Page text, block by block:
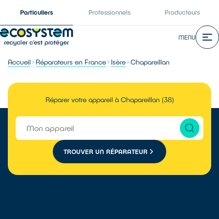
Particuliers Professionnels Producteurs
MENU
Accueil Réparateurs en France Isère Chapareillan
Réparer votre appareil à Chapareillan (38)
TROUVER UN RÉPARATEUR